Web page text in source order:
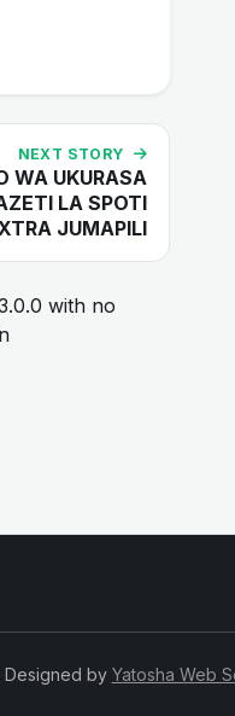
NEXT STORY
WA UKURASA
LA SPOTI
JUMAPILI
with no
Designed by Yatosha Web